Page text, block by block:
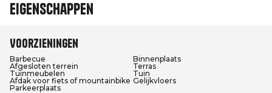
Eigenschappen
Voorzieningen
Barbecue
Binnenplaats
Afgesloten terrein
Terras
Tuinmeubelen
Tuin
Afdak voor fiets of mountainbike Gelijkvloers
Parkeerplaats